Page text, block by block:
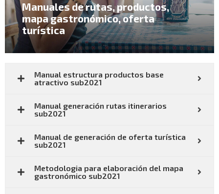
Manuales de rutas, productos,
mapa gastronómico, oferta
turística
Manual estructura productos base
atractivo sub2021
Manual generación rutas itinerarios
sub2021
Manual de generación de oferta turística
sub2021
Metodologia para elaboración del mapa
gastronómico sub2021